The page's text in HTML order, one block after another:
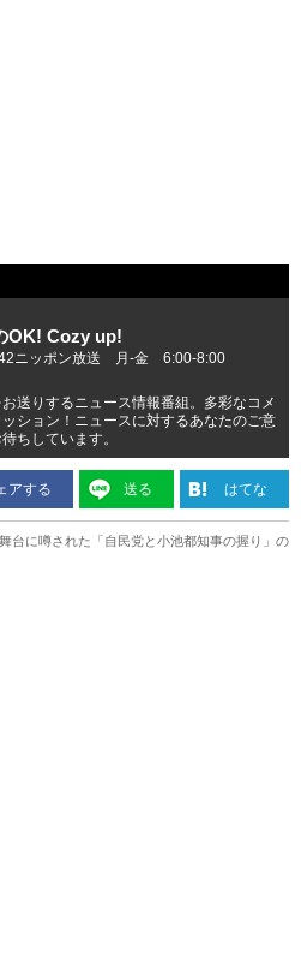
OK! Cozy up!
ニッポン放送 月-金 6:00-8:00
送りするニュース情報番組。多彩なコメ
ション！ニュースに対するあなたのご意
ちしています。
アする 送る はてな
台に噂された「自民党と小池都知事の握り」の